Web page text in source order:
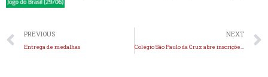
Anterior
PREVIOUS
Entrega de medalhas
NEXT
Colégio São Paulo da Cruz abre inscrições para seleção de novos alunos